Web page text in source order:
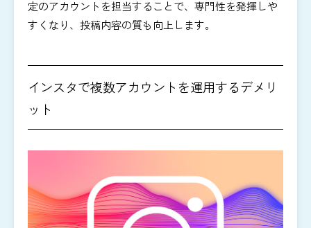
定のアカウントを担当することで、専門性を発揮しや
すくなり、投稿内容の質も向上します。
インスタで複数アカウントを運用するデメリ
ット